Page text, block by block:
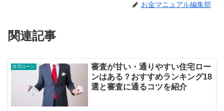
お金マニュアル編集部
関連記事
住宅ローン
審査が甘い・通りやすい住宅ロー
ンはある？おすすめランキング18
選と審査に通るコツを紹介